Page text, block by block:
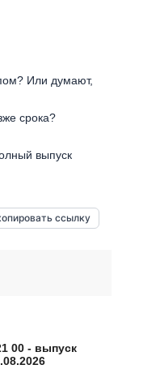
Или думают,
срока?
выпуск
ссылку
00 - выпуск